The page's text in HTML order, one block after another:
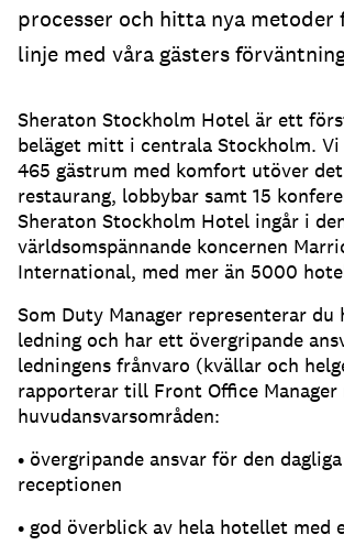
processer och hitta nya metoder
linje med våra gästers
Sheraton Stockholm Hotel är ett
beläget mitt i centrala Stockholm.
465 gästrum med komfort utöver
restaurang, lobbybar samt 15
Sheraton Stockholm Hotel ingår i
världsomspännande koncernen
International, med mer än 5000
Som Duty Manager representerar du
ledning och har ett övergripande
ledningens frånvaro (kvällar och
rapporterar till Front Office
huvudansvarsområden:
• övergripande ansvar för den
receptionen
• god överblick av hela hotellet med